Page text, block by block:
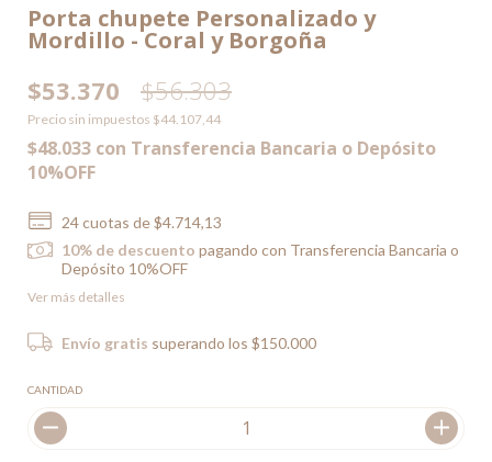
Porta chupete Personalizado y
Mordillo - Coral y Borgoña
$53.370 $56.303
Precio sin impuestos $44.107,44
$48.033 con Transferencia Bancaria o Depósito
10%OFF
24cuotas de$4.714,13
10% de descuento pagando con Transferencia Bancaria o
Depósito 10%OFF
Ver más detalles
Envío gratis superando los$150.000
CANTIDAD